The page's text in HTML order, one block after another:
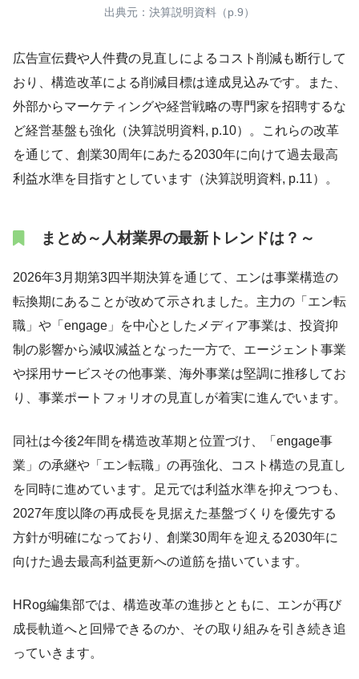
出典元：決算説明資料（p.9）
広告宣伝費や人件費の見直しによるコスト削減も断行して
おり、構造改革による削減目標は達成見込みです。また、
外部からマーケティングや経営戦略の専門家を招聘するな
ど経営基盤も強化（決算説明資料, p.10）。これらの改革
を通じて、創業30周年にあたる2030年に向けて過去最高
利益水準を目指すとしています（決算説明資料, p.11）。
まとめ～人材業界の最新トレンドは？～
2026年3月期第3四半期決算を通じて、エンは事業構造の
転換期にあることが改めて示されました。主力の「エン転
職」や「engage」を中心としたメディア事業は、投資抑
制の影響から減収減益となった一方で、エージェント事業
や採用サービスその他事業、海外事業は堅調に推移してお
り、事業ポートフォリオの見直しが着実に進んでいます。
同社は今後2年間を構造改革期と位置づけ、「engage事
業」の承継や「エン転職」の再強化、コスト構造の見直し
を同時に進めています。足元では利益水準を抑えつつも、
2027年度以降の再成長を見据えた基盤づくりを優先する
方針が明確になっており、創業30周年を迎える2030年に
向けた過去最高利益更新への道筋を描いています。
HRog編集部では、構造改革の進捗とともに、エンが再び
成長軌道へと回帰できるのか、その取り組みを引き続き追
っていきます。